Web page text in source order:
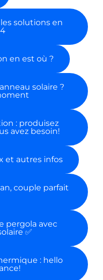
solutions en
en est où ?
solaire ?
: produisez
avez besoin!
et autres infos
couple parfait
pergola avec
✅
: hello